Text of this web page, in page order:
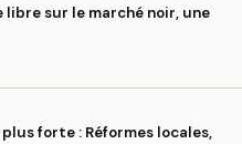
libre sur le marché noir, une
forte : Réformes locales,